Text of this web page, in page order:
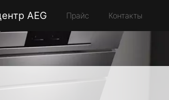
AEG Прайс Контакты